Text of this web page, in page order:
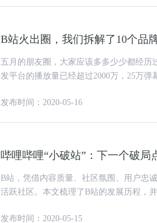
B站火出圈，我们拆解了10个品
五月的朋友圈，大家应该多多少少都经历过「后浪」的洗
发平台的播放量已经超过2000万，25万弹
发布时间：2020-05-16
哔哩哔哩“小破站”：下一个破局
B站，凭借内容质量、社区氛围、用户忠
活跃社区。本文梳理了B站的发展历程，
发布时间：2020-05-15